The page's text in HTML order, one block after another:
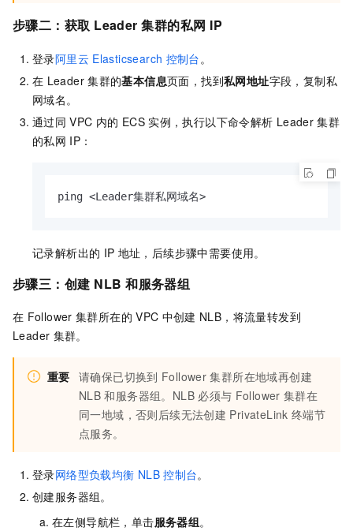
步骤二：获取 Leader 集群的私网 IP
登录阿里云 Elasticsearch 控制台 。
在 Leader 集群的基本信息页面，找到私网地址字段，复制私
网域名。
通过同 VPC 内的 ECS 实例，执行以下命令解析 Leader 集群
的私网 IP：
ping <Leader集群私网域名>
记录解析出的 IP 地址，后续步骤中需要使用。
步骤三：创建 NLB 和服务器组
在 Follower 集群所在的 VPC 中创建 NLB，将流量转发到
Leader 集群。
重要 请确保已切换到 Follower 集群所在地域再创建
NLB 和服务器组。NLB 必须与 Follower 集群在
同一地域，否则后续无法创建 PrivateLink 终端节
点服务。
登录网络型负载均衡 NLB 控制台。
创建服务器组。
在左侧导航栏，单击服务器组。